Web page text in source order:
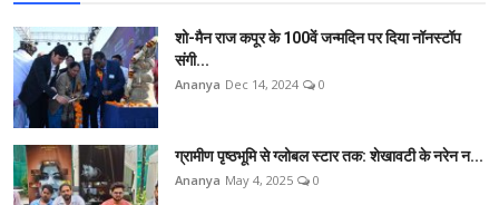
शो-मैन राज कपूर के 100वें जन्मदिन पर दिया नॉनस्टॉप
संगी...
Ananya Dec 14, 2024 0
ग्रामीण पृष्ठभूमि से ग्लोबल स्टार तक: शेखावटी के नरेन न...
Ananya May 4, 2025 0